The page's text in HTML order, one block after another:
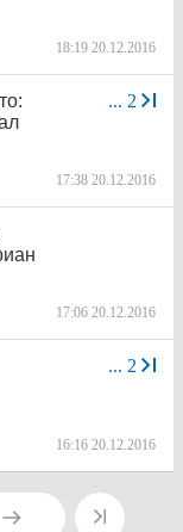
18:19 20.12.2016
... 2
17:38 20.12.2016
17:06 20.12.2016
... 2
16:16 20.12.2016